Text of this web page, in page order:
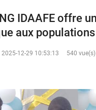
IDAAFE offre
aux populations
2025-12-29 10:53:13
540 vue(s)